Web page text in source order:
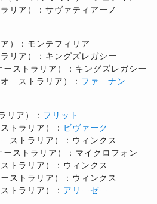
リア）：サヴァティアーノ
）：モンテフィリア
リア）：キングズレガシー
ストラリア）：キングズレガシー
ーストラリア）： ファーナン
リア）： フリット
トラリア）： ビヴァーク
ストラリア）：ウィンクス
ストラリア）：マイクロフォン
トラリア）：ウィンクス
ストラリア）：ウィンクス
トラリア）： アリーゼー